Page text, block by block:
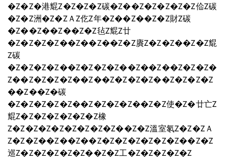
�Z�Z�港尡Z�Z�Z�Z碳�Z��Z�Z�Z�Z�Z佡Z碳
�Z�Z洲�Z�ZＡZ仡Z年�Z��Z��Z�Z財Z碳
�Z��Z��Z��Z�Z毡Z尡Z廿
�Z�Z�Z�Z��Z��Z��Z�Z賡Z�Z�Z��Z�Z尡
Z碳
�Z�Z�Z�Z��Z�Z�Z�Z��Z��Z��Z�Z�Z�
Z��Z�Z�Z�Z��Z��Z�Z�Z�Z��Z�Z�Z�Z
��Z��Z�碳
�Z�Z�Z�Z�Z��Z�Z�Z�Z��Z�Z使�Z�廿亡Z
尡Z�Z�Z�Z�Z�Z�Z橡
Z�Z�Z�Z�Z�Z�Z�Z�Z��Z�Z溫室氡Z�Z�ZＡ
Z�Z�Z��Z��Z��Z�Z�Z�Z�Z�Z�Z��Z�Z
巡Z�Z�Z�Z�Z�Z��Z�Z工�Z�Z�Z�Z�Z